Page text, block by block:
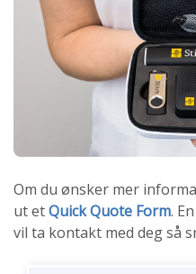
Om du ønsker mer
ut etQuick Quote Form.
vil ta kontakt med deg så